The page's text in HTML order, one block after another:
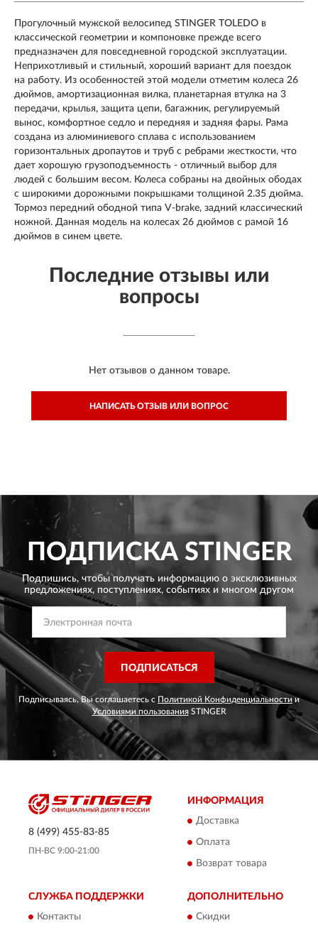
Прогулочный мужской велосипед STINGER TOLEDO в
классической геометрии и компоновке прежде всего
предназначен для повседневной городской эксплуатации.
Неприхотливый и стильный, хороший вариант для поездок
на работу. Из особенностей этой модели отметим колеса 26
дюймов, амортизационная вилка, планетарная втулка на 3
передачи, крылья, защита цепи, багажник, регулируемый
вынос, комфортное седло и передняя и задняя фары. Рама
создана из алюминиевого сплава с использованием
горизонтальных дропаутов и труб с ребрами жесткости, что
дает хорошую грузоподъемность - отличный выбор для
людей с большим весом. Колеса собраны на двойных ободах
с широкими дорожными покрышками толщиной 2.35 дюйма.
Тормоз передний ободной типа V-brake, задний классический
ножной. Данная модель на колесах 26 дюймов с рамой 16
дюймов в синем цвете.
Последние отзывы или
вопросы
Нет отзывов о данном товаре.
НАПИСАТЬ ОТЗЫВ ИЛИ ВОПРОС
ПОДПИСКАSTINGER
Подпишись, чтобы получать информацию о эксклюзивных
предложениях, поступлениях, событиях и многом другом
ПОДПИСАТЬСЯ
Подписываясь, Вы соглашаетесь с Политикой Конфиденциальности и
Условиями пользованияSTINGER
8 (499) 455-83-85
ПН-ВС 9:00-21:00
ИНФОРМАЦИЯ
Доставка
Оплата
Возврат товара
СЛУЖБА ПОДДЕРЖКИ
Контакты
ДОПОЛНИТЕЛЬНО
Скидки